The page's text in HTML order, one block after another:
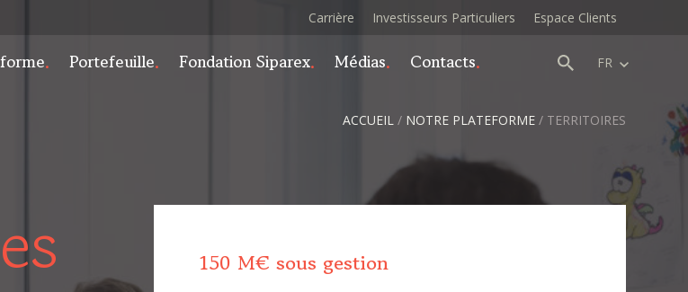
Carrière Investisseurs Particuliers Espace Clients
Portefeuille Fondation Siparex Médias Contacts FR
ACCUEIL / NOTRE PLATEFORME / TERRITOIRES
150 M€ sous gestion